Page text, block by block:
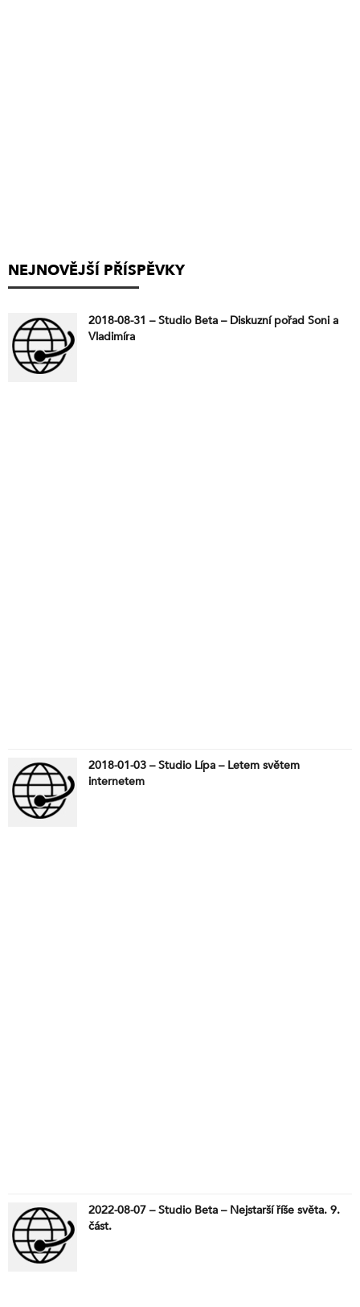
NEJNOVĚJŠÍ PŘÍSPĚVKY
2018-08-31 – Studio Beta – Diskuzní pořad Soni a
Vladimíra
2018-01-03 – Studio Lípa – Letem světem
internetem
2022-08-07 – Studio Beta – Nejstarší říše světa. 9.
část.